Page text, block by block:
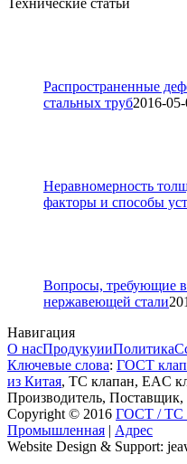
Распространенные
стальных труб2016-
Неравномерность
факторы и способы
Вопросы, требующие
нержавеющей стали
Навигация
О насПродукуииПолитика
Ключевые слова: ГОСТ
из Китая, ТС клапан, EAC
Производитель,
Copyright © 2016 ГОСТ / ТС
Промышленная | Адрес
Website Design & Support: